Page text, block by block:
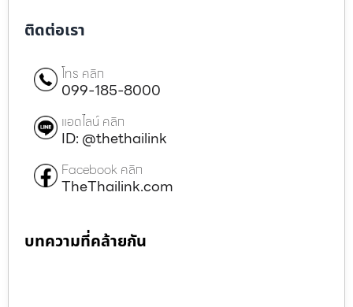
ติดต่อเรา
โทร คลิก
099-185-8000
แอดไลน์ คลิก
ID: @thethailink
Facebook คลิก
TheThailink.com
บทความที่คล้ายกัน